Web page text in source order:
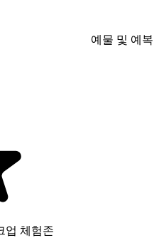
예물 및 예복
업 체험존